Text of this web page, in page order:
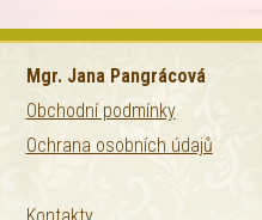
Mgr. Jana Pangrácová
Obchodní podmínky
Ochrana osobních údajů
Kontakty